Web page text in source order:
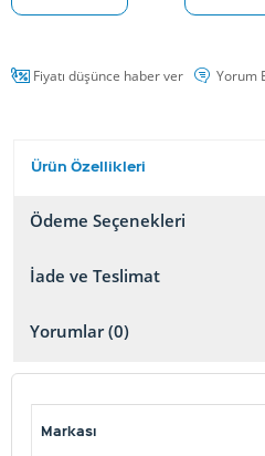
Fiyatı düşünce haber ver Yorum
Ürün Özellikleri
Ödeme Seçenekleri
İade ve Teslimat
Yorumlar (0)
Markası